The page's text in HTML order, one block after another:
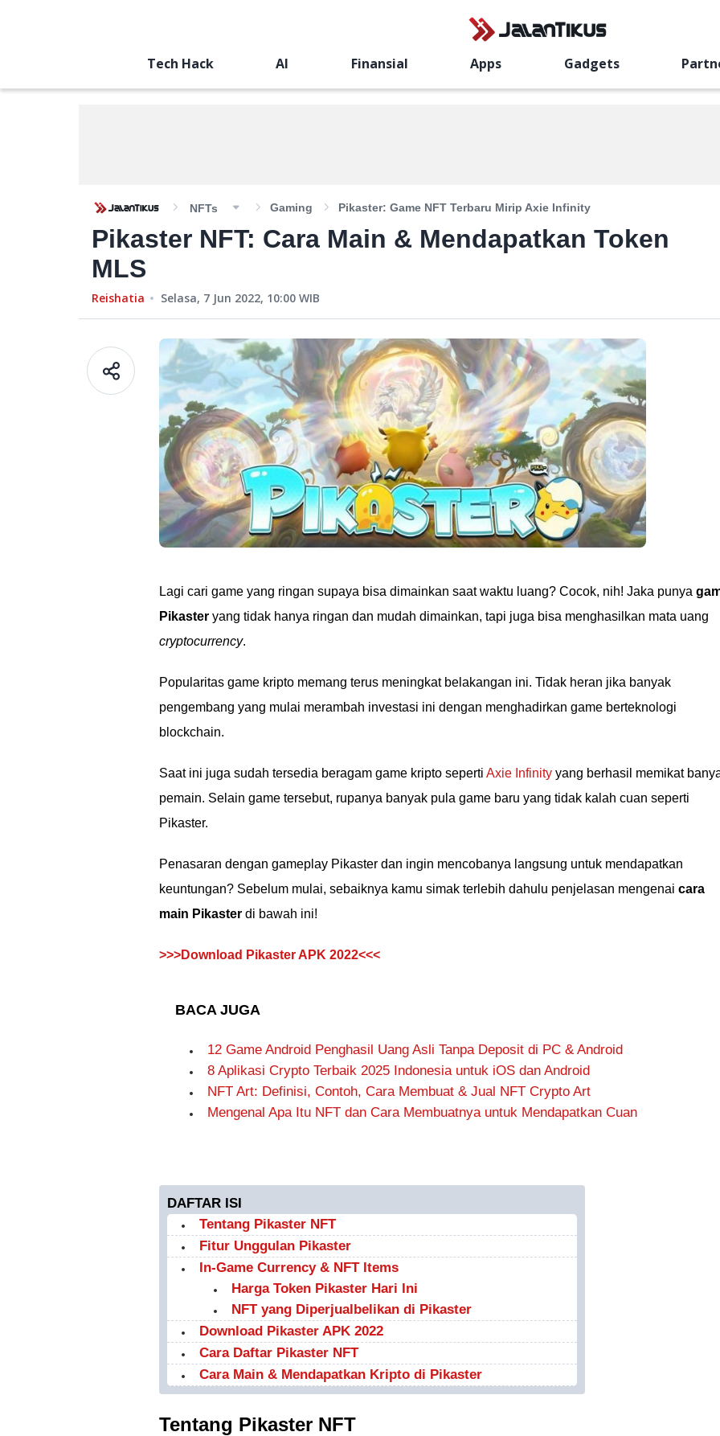
Tech Hack AI Finansial Apps Gadgets
NFTs Gaming Pikaster: Game NFT Terbaru Mirip Axie Infinity
Pikaster NFT: Cara Main & Mendapatkan Token
MLS
Reishatia Selasa, 7 Jun 2022, 10:00 WIB
Lagi cari game yang ringan supaya bisa dimainkan saat waktu luang? Cocok, nih! Jaka punya
Pikaster yang tidak hanya ringan dan mudah dimainkan, tapi juga bisa menghasilkan mata uang
cryptocurrency.
Popularitas game kripto memang terus meningkat belakangan ini. Tidak heran jika banyak
pengembang yang mulai merambah investasi ini dengan menghadirkan game berteknologi
blockchain.
Saat ini juga sudah tersedia beragam game kripto seperti Axie Infinity yang berhasil memikat
pemain. Selain game tersebut, rupanya banyak pula game baru yang tidak kalah cuan seperti
Pikaster.
Penasaran dengan gameplay Pikaster dan ingin mencobanya langsung untuk mendapatkan
keuntungan? Sebelum mulai, sebaiknya kamu simak terlebih dahulu penjelasan mengenai cara
main Pikaster di bawah ini!
>>>Download Pikaster APK 2022<<<
BACA JUGA
12 Game Android Penghasil Uang Asli Tanpa Deposit di PC & Android
8 Aplikasi Crypto Terbaik 2025 Indonesia untuk iOS dan Android
NFT Art: Definisi, Contoh, Cara Membuat & Jual NFT Crypto Art
Mengenal Apa Itu NFT dan Cara Membuatnya untuk Mendapatkan Cuan
DAFTAR ISI
Tentang Pikaster NFT
Fitur Unggulan Pikaster
In-Game Currency & NFT Items
Harga Token Pikaster Hari Ini
NFT yang Diperjualbelikan di Pikaster
Download Pikaster APK 2022
Cara Daftar Pikaster NFT
Cara Main & Mendapatkan Kripto di Pikaster
Tentang Pikaster NFT